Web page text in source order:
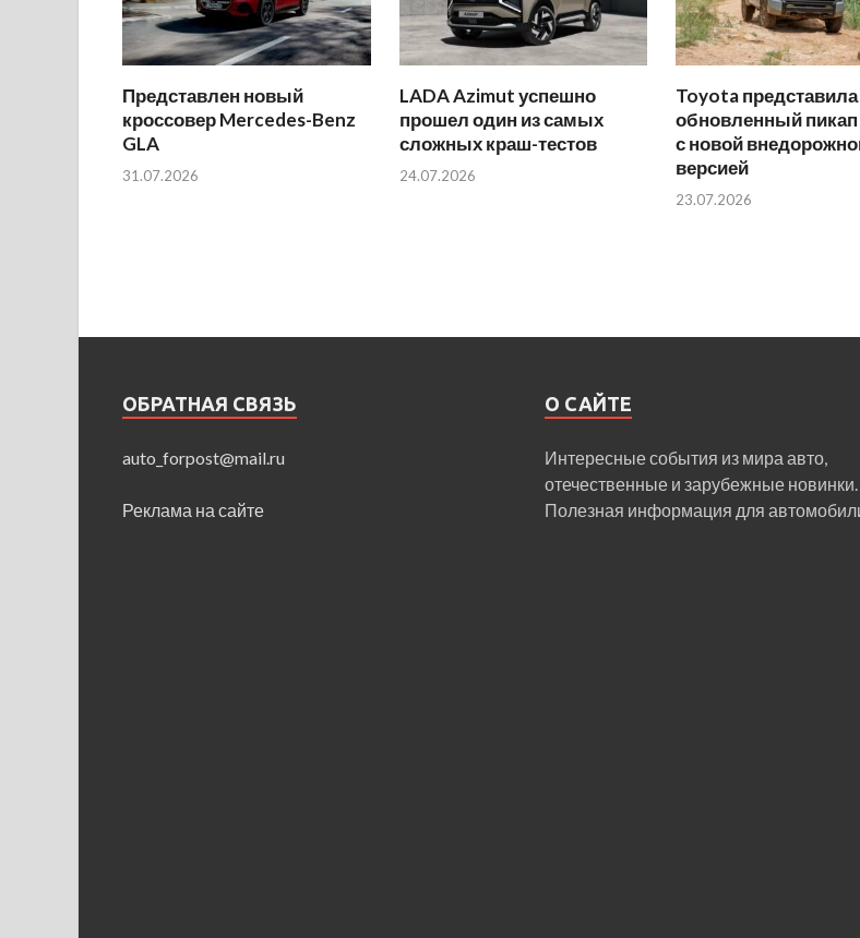
Представлен новый
кроссовер Mercedes-Benz
GLA
31.07.2026
LADA Azimut успешно
прошел один из самых
сложных краш-тестов
24.07.2026
Toyota представила
обновленный
с новой
версией
23.07.2026
ОБРАТНАЯ СВЯЗЬ
auto_forpost@mail.ru
Реклама на сайте
О САЙТЕ
Интересные события из мира авто,
отечественные и зарубежные новинки.
Полезная информация для